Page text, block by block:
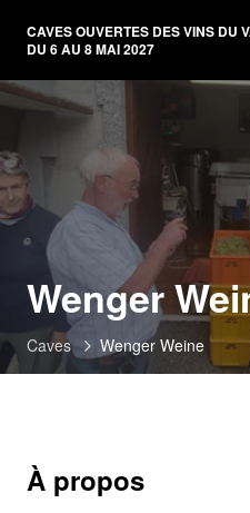
CAVES OUVERTES DES VINS DU
DU 6 AU 8 MAI 2027
Wenger
Caves Wenger Weine
À propos